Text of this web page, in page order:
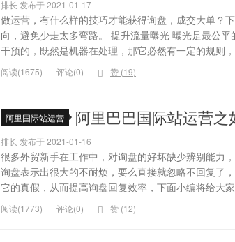
排长 发布于 2021-01-17
做运营，有什么样的技巧才能获得询盘，成交大单？
向，避免少走太多弯路。 提升流量曝光 曝光是最公
干预的，既然是机器在处理，那它必然有一定的规则
阅读(1675) 评论(0) 赞 (19)
阿里国际站运营 阿里巴巴国际站运营
排长 发布于 2021-01-16
很多外贸新手在工作中，对询盘的好坏缺少辨别能力
询盘表示出很大的不耐烦，要么直接就忽略不回复了
它的真假，从而提高询盘回复效率，下面小编将给大
阅读(1773) 评论(0) 赞 (12)